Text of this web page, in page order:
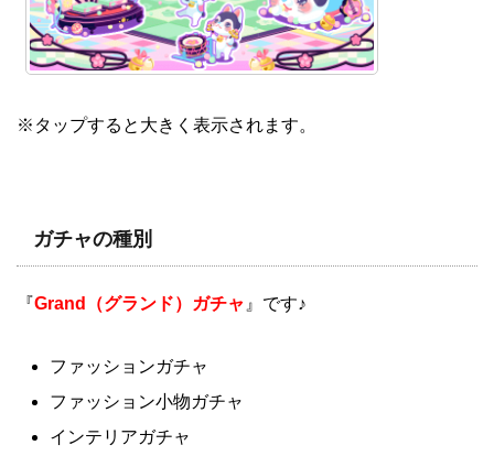
※タップすると大きく表示されます。
ガチャの種別
『Grand（グランド）ガチャ 』です♪
ファッションガチャ
ファッション小物ガチャ
インテリアガチャ